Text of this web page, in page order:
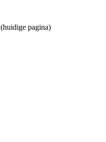
(huidige pagina)